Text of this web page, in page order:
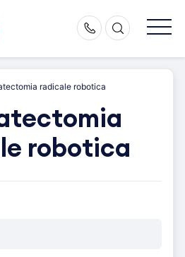
radicale robotica
robotica